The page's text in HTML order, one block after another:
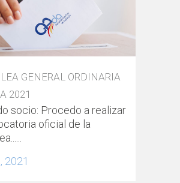
GENERAL ORDINARIA
2021
socio: Procedo a realizar
oficial de la
2021